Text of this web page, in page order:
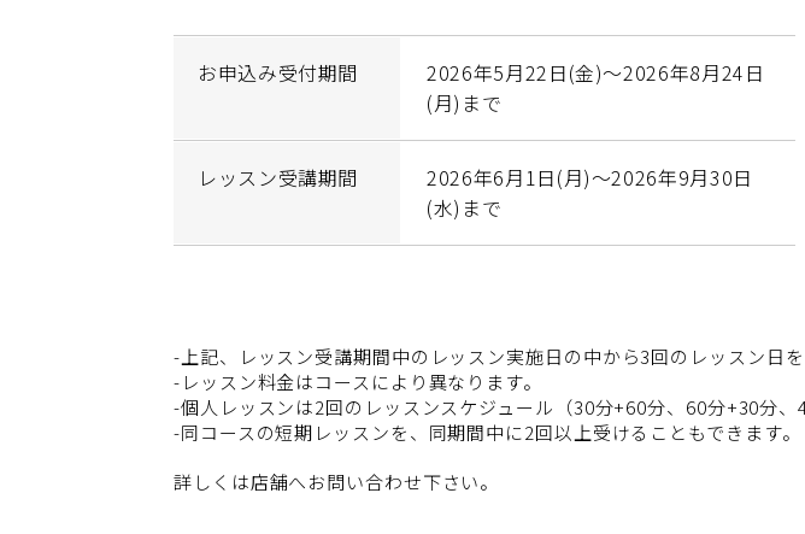
お申込み受付期間
2026年5月22日(金)～2026年8月24日
(月)まで
レッスン受講期間
2026年6月1日(月)～2026年9月30日
(水)まで
-上記、レッスン受講期間中のレッスン実施日の中から3回のレッスン日を
-レッスン料金はコースにより異なります。
-個人レッスンは2回のレッスンスケジュール（30分+60分、60分+30分、
-同コースの短期レッスンを、同期間中に2回以上受けることもできます。
詳しくは店舗へお問い合わせ下さい。